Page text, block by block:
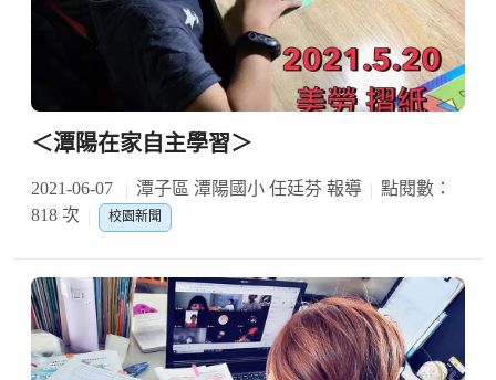
＜潭陽在家自主學習＞
2021-06-07 潭子區 潭陽國小 任廷芬 報導
點閱數：
818 次
校園新聞